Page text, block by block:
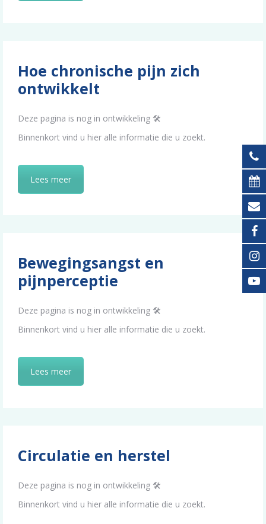
Hoe chronische pijn zich
ontwikkelt
Deze pagina is nog in ontwikkeling 🛠️
Binnenkort vind u hier alle informatie die u zoekt.
Lees meer
Bewegingsangst en
pijnperceptie
Deze pagina is nog in ontwikkeling 🛠️
Binnenkort vind u hier alle informatie die u zoekt.
Lees meer
Circulatie en herstel
Deze pagina is nog in ontwikkeling 🛠️
Binnenkort vind u hier alle informatie die u zoekt.